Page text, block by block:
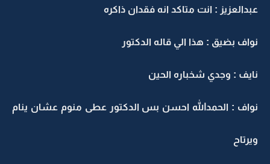
عبدالعزيز : انت متاكد انه فقدان ذاكره
نواف بضيق : هذا الي قاله الدكتور
نايف : وجدي شخباره الحين
نواف : الحمدالله احسن بس الدكتور عطى منوم عشان ينام
ويرتاح